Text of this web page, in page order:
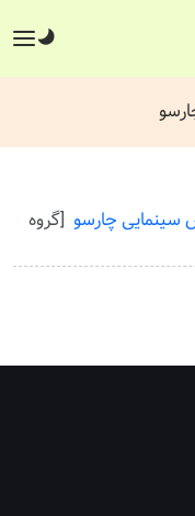
سینمایی چارسو [گروه